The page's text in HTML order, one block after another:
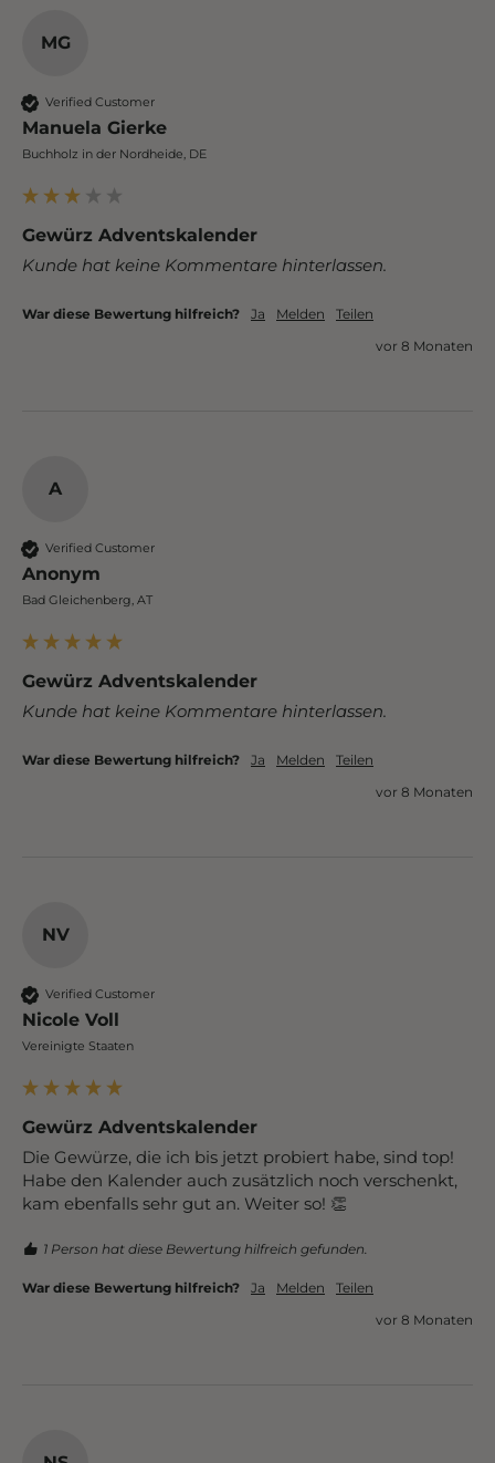
MG
Verified Customer
Manuela Gierke
Buchholz in der Nordheide, DE
Gewürz Adventskalender
Kunde hat keine Kommentare hinterlassen.
War diese Bewertung hilfreich? Ja Melden
Teilen
vor 8 Monaten
A
Verified Customer
Anonym
Bad Gleichenberg, AT
Gewürz Adventskalender
Kunde hat keine Kommentare hinterlassen.
War diese Bewertung hilfreich? Ja Melden
Teilen
vor 8 Monaten
NV
Verified Customer
Nicole Voll
Vereinigte Staaten
Gewürz Adventskalender
Die Gewürze, die ich bis jetzt probiert habe, sind top!
Habe den Kalender auch zusätzlich noch verschenkt,
kam ebenfalls sehr gut an. Weiter so! 👏
1 Person hat diese Bewertung hilfreich gefunden.
War diese Bewertung hilfreich? Ja Melden
Teilen
vor 8 Monaten